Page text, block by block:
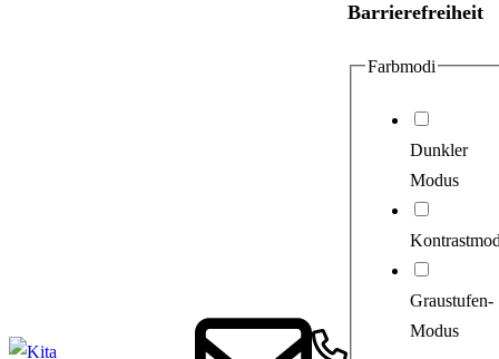
Barrierefreiheit
Farbmodi
Dunkler
Modus
Graustufen-
Modus